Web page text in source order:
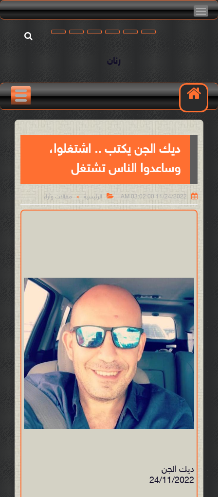
رنان
ديك الجن يكتب .. اشتغلوا،
وساعدوا الناس تشتغل

11/24/2022 03:02:00 AM
 الرئيسية > مقالات وآراء
ديك الجن
24/11/2022